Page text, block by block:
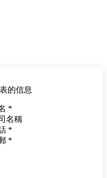
的信息
*
名稱
*
*